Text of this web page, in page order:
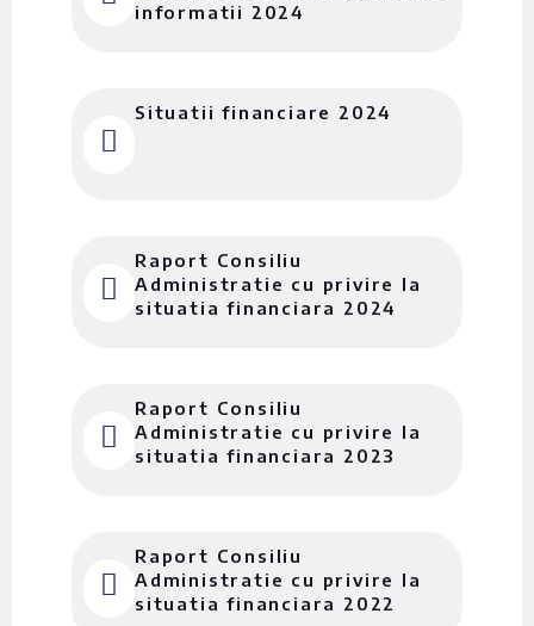
informatii 2024
Situatii financiare 2024
Raport Consiliu
Administratie cu privire la
situatia financiara 2024
Raport Consiliu
Administratie cu privire la
situatia financiara 2023
Raport Consiliu
Administratie cu privire la
situatia financiara 2022